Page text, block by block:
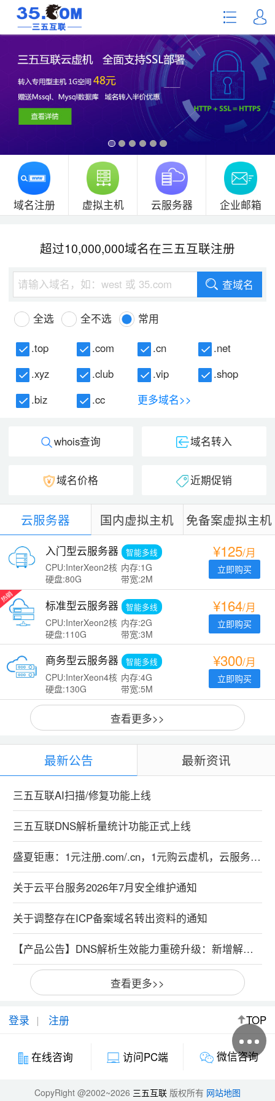
域名注册 虚拟主机 云服务器 企业邮箱
超过10,000,000域名在三五互联注册
查域名
全选 全不选 常用
.top .com .cn
.net
.xyz
.club .vip
.shop
.biz
.cc 更多域名>>
whois查询 域名转入
域名价格 近期促销
云服务器 国内虚拟主机 免备案虚拟主机
入门型云服务器 智能多线
CPU:InterXeon2核 内存:1G
硬盘:80G
带宽:2M
¥125/月
立即购买
标准型云服务器 智能多线
CPU:InterXeon2核 内存:2G
硬盘:110G
带宽:3M
¥164/月
立即购买
商务型云服务器 智能多线
CPU:InterXeon4核 内存:4G
硬盘:130G
带宽:5M
¥300/月
立即购买
查看更多>>
最新公告 最新资讯
三五互联AI扫描/修复功能上线
三五互联DNS解析量统计功能正式上线
盛夏钜惠：1元注册.com/.cn，1元购云虚机，云服务器特惠99元！
关于云平台服务2026年7月安全维护通知
关于调整存在ICP备案域名转出资料的通知
【产品公告】DNS解析生效能力重磅升级：新增解析实时生效，修改解析秒级生效
查看更多>>
登录 注册 TOP
在线咨询 访问PC端 微信咨询
CopyRight @2002~2026 三五互联 版权所有 网站地图